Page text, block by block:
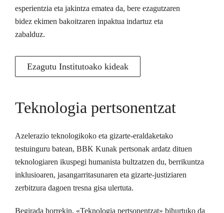
esperientzia eta jakintza ematea da, bere ezagutzaren
bidez ekimen bakoitzaren inpaktua indartuz eta
zabalduz.
Ezagutu Institutoako kideak
Teknologia pertsonentzat
Azelerazio teknologikoko eta gizarte-eraldaketako
testuinguru batean, BBK Kunak pertsonak ardatz dituen
teknologiaren ikuspegi humanista bultzatzen du, berrikuntza
inklusioaren, jasangarritasunaren eta gizarte-justiziaren
zerbitzura dagoen tresna gisa ulertuta.
Begirada horrekin, «Teknologia pertsonentzat» bihurtuko da